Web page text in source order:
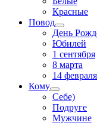
Красные
Повод
День
Юбилей
1 сентября
8 марта
14 февраля
Кому
Себе)
Подруге
Мужчине